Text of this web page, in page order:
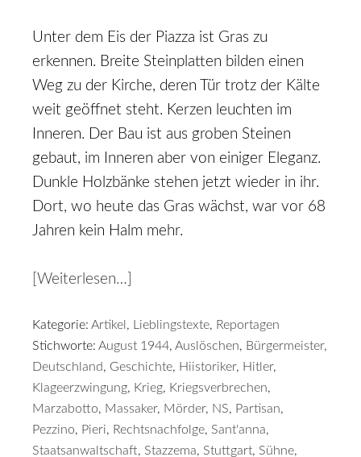
Unter dem Eis der Piazza ist Gras zu
erkennen. Breite Steinplatten bilden einen
Weg zu der Kirche, deren Tür trotz der Kälte
weit geöffnet steht. Kerzen leuchten im
Inneren. Der Bau ist aus groben Steinen
gebaut, im Inneren aber von einiger Eleganz.
Dunkle Holzbänke stehen jetzt wieder in ihr.
Dort, wo heute das Gras wächst, war vor 68
Jahren kein Halm mehr.
[Weiterlesen…]
Kategorie: Artikel , Lieblingstexte, Reportagen
Stichworte: August 1944, Auslöschen, Bürgermeister,
Deutschland, Geschichte, Hiistoriker, Hitler,
Klageerzwingung, Krieg, Kriegsverbrechen,
Marzabotto, Massaker, Mörder, NS, Partisan,
Pezzino, Pieri, Rechtsnachfolge, Sant'anna,
Staatsanwaltschaft, Stazzema, Stuttgart, Sühne,